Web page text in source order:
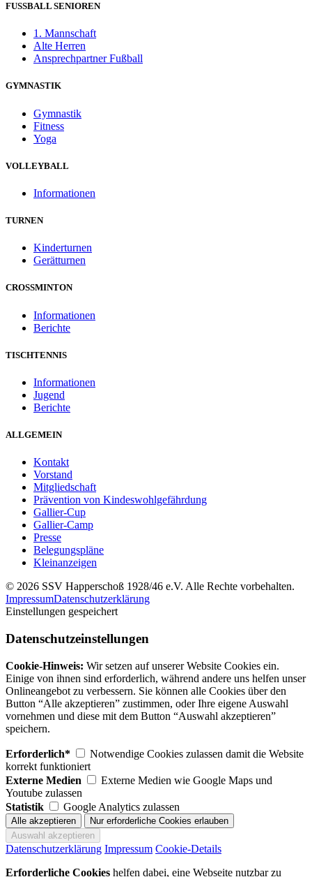
FUSSBALL SENIOREN
1. Mannschaft
Alte Herren
Ansprechpartner Fußball
GYMNASTIK
Gymnastik
Fitness
Yoga
VOLLEYBALL
Informationen
TURNEN
Kinderturnen
Gerätturnen
CROSSMINTON
Informationen
Berichte
TISCHTENNIS
Informationen
Jugend
Berichte
ALLGEMEIN
Kontakt
Vorstand
Mitgliedschaft
Prävention von Kindeswohlgefährdung
Gallier-Cup
Gallier-Camp
Presse
Belegungspläne
Kleinanzeigen
© 2026 SSV Happerschoß 1928/46 e.V. Alle Rechte vorbehalten.
ImpressumDatenschutzerklärung
Einstellungen gespeichert
Datenschutzeinstellungen
Cookie-Hinweis: Wir setzen auf unserer Website Cookies ein.
Einige von ihnen sind erforderlich, während andere uns helfen unser
Onlineangebot zu verbessern. Sie können alle Cookies über den
Button “Alle akzeptieren” zustimmen, oder Ihre eigene Auswahl
vornehmen und diese mit dem Button “Auswahl akzeptieren”
speichern.
Erforderlich*
Notwendige Cookies zulassen damit die Website
korrekt funktioniert
Externe Medien
Externe Medien wie Google Maps und
Youtube zulassen
Statistik
Google Analytics zulassen
Datenschutzerklärung Impressum Cookie-Details
Erforderliche Cookies helfen dabei, eine Webseite nutzbar zu